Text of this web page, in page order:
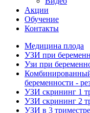
Акции
Обучение
Контакты
Медицина плода
УЗИ при
Узи при
беременности -
УЗИ скрининг 1
УЗИ скрининг 2
УЗИ в 3 триместре